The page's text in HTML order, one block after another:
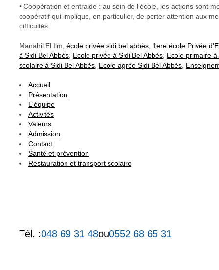
• Coopération et entraide : au sein de l’école, les actions sont
coopératif qui implique, en particulier, de porter attention aux
difficultés.
Manahil El Ilm, école privée sidi bel abbès 1ere école Privée
à Sidi Bel Abbès Ecole privée à Sidi Bel Abbès Ecole primaire à
scolaire à Sidi Bel Abbès Ecole agrée Sidi Bel Abbès
Accueil
Présentation
L'équipe
Activités
Valeurs
Admission
Contact
Santé et prévention
Restauration et transport scolaire
Tél. :048 69 31 48ou0552 68 65 31